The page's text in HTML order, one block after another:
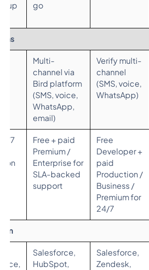
go
Verify multi-
channel
(SMS, voice,
WhatsApp)
Multi-
channel via
Bird platform
(SMS, voice,
WhatsApp,
email)
Free
Developer +
paid
Production /
Business /
Premium for
24/7
Free + paid
Premium /
Enterprise for
SLA-backed
support
on
Salesforce,
Zendesk,
Salesforce,
HubSpot,